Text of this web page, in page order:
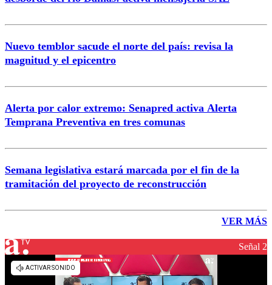
Nuevo temblor sacude el norte del país: revisa la
magnitud y el epicentro
Alerta por calor extremo: Senapred activa Alerta
Temprana Preventiva en tres comunas
Semana legislativa estará marcada por el fin de la
tramitación del proyecto de reconstrucción
VER MÁS
Señal 2